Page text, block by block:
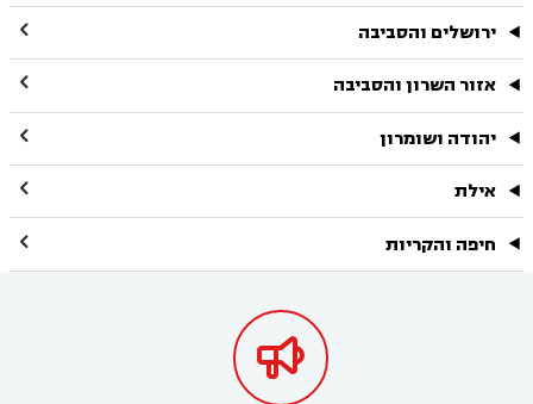
ירושלים והסביבה 
אזור השרון והסביבה 
יהודה ושומרון 
אילת 
חיפה והקריות 
